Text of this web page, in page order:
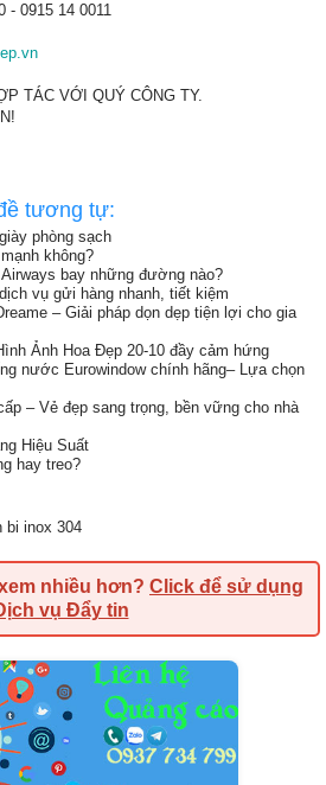
- 0915 14 0011
TÁC VỚI QUÝ CÔNG TY.
tương tự:
phòng sạch
không?
bay những đường nào?
vụ gửi hàng nhanh, tiết kiệm
– Giải pháp dọn dẹp tiện lợi cho gia
Ảnh Hoa Đẹp 20-10 đầy cảm hứng
nước Eurowindow chính hãng– Lựa chọn
– Vẻ đẹp sang trọng, bền vững cho nhà
Hiệu Suất
hay treo?
bi inox 304
nhiều hơn? Click để sử dụng
vụ Đẩy tin